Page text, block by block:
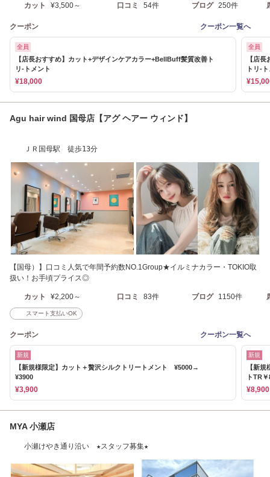
カット ¥3,500～ 口コミ 54件 ブログ 250件
クーポン クーポン一覧へ
全員
【店長おすすめ】カット+デザインケアカラー+BellBuff髪質改善ト
リ-トメント
¥18,000
全員
【店
トリ-
Agu hair wind 国母店【アグ ヘアー ウィンド】
ＪＲ国母駅 徒歩13分
【国母）】口コミ人気で年間予約数NO.1Group★イルミナカラー・TOKIO取
扱い！お手頃プライス◎
カット ¥2,200～ 口コミ 83件 ブログ 1150件
スマート支払いOK
クーポン クーポン一覧へ
新規
【新規様限定】カット＋贅沢シルクトリートメント ¥5000→
¥3900
¥3,900
新規
【新
トTR
¥8,900
MYA 小瀬店
小瀬けやき通り沿い ★スタッフ募集★